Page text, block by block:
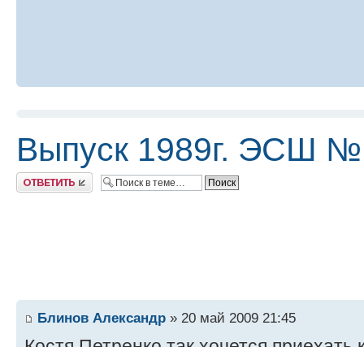
Выпуск 1989г. ЭСШ
Ответить
Блинов Александр » 20 май 2009 21:45